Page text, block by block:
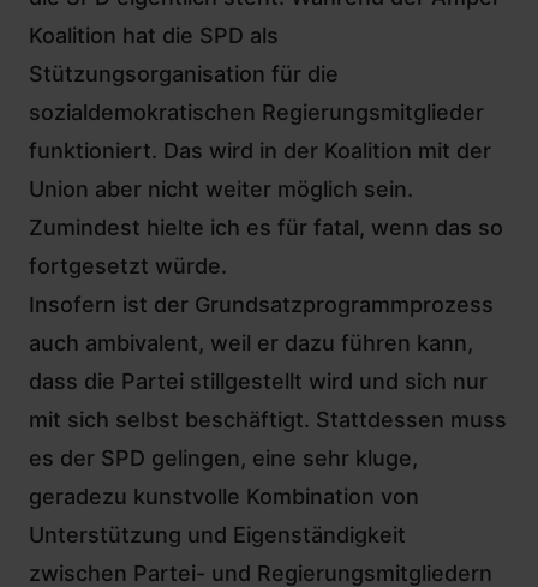
Koalition hat die SPD als
Stützungsorganisation für die
sozialdemokratischen Regierungsmitglieder
funktioniert. Das wird in der Koalition mit der
Union aber nicht weiter möglich sein.
Zumindest hielte ich es für fatal, wenn das so
fortgesetzt würde.
Insofern ist der Grundsatzprogrammprozess
auch ambivalent, weil er dazu führen kann,
dass die Partei stillgestellt wird und sich nur
mit sich selbst beschäftigt. Stattdessen muss
es der SPD gelingen, eine sehr kluge,
geradezu kunstvolle Kombination von
Unterstützung und Eigenständigkeit
zwischen Partei- und Regierungsmitgliedern